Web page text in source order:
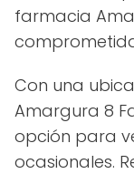
farmacia
Con una
Amargura 8
opción para
ocasionales.